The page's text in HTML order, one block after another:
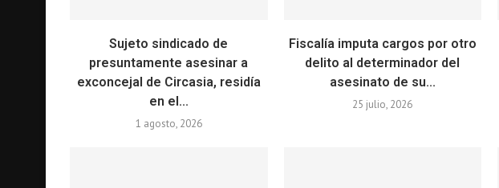
Sujeto sindicado de
presuntamente asesinar a
exconcejal de Circasia, residía
en el...
1 agosto, 2026
Fiscalía imputa cargos por otro
delito al determinador del
asesinato de su...
25 julio, 2026